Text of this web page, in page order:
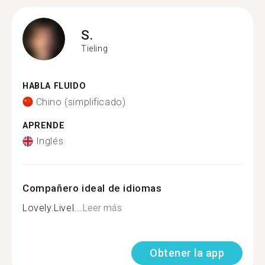
S.
Tieling
HABLA FLUIDO
Chino (simplificado)
APRENDE
Inglés
Compañero ideal de idiomas
Lovely.Livel...Leer más
Obtener la app